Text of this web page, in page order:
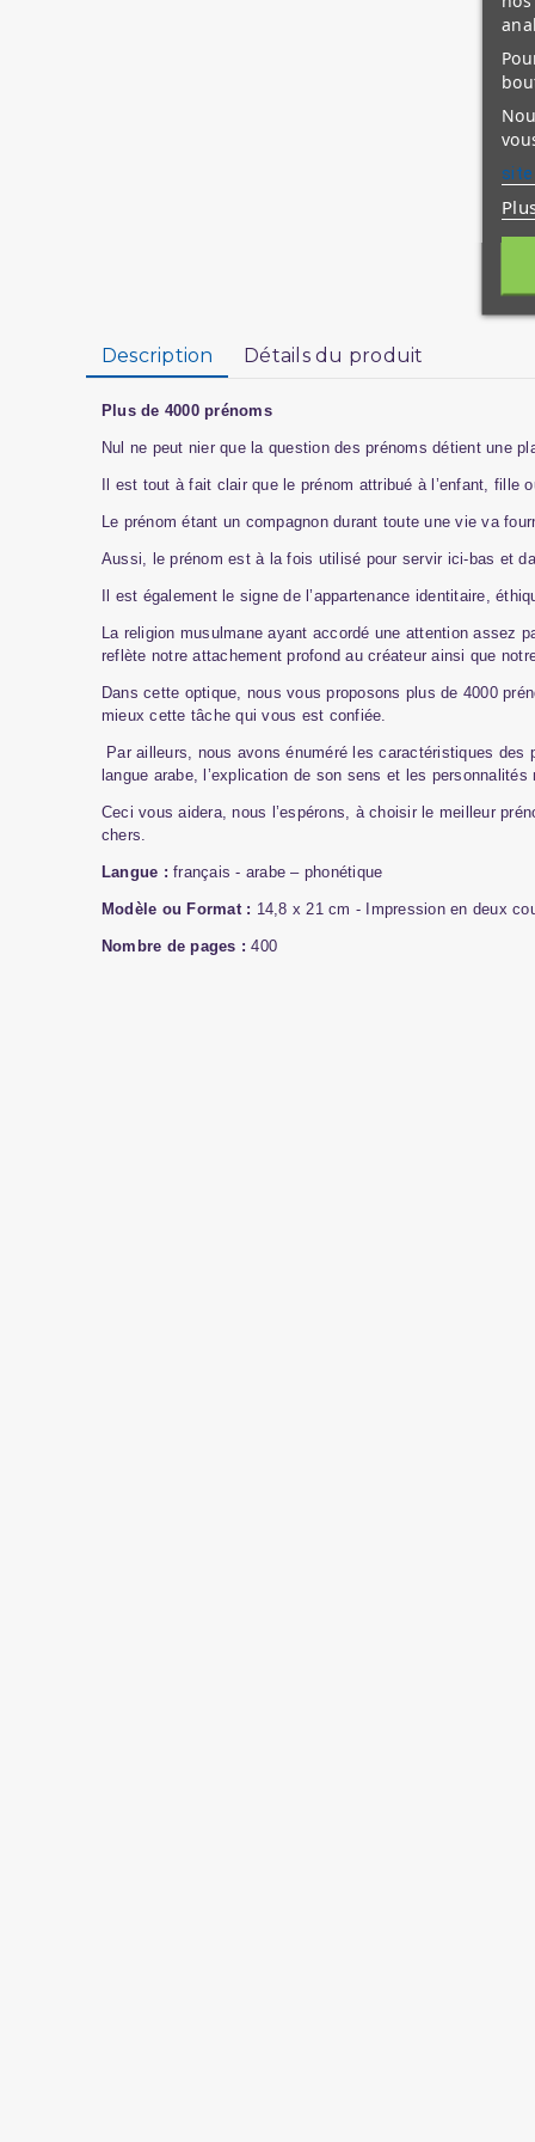
Description Détails du produit
Plus de 4000 prénoms
Nul ne peut nier que la question des prénoms détient une
Il est tout à fait clair que le prénom attribué à l’enfant, fille
Le prénom étant un compagnon durant toute une vie va
Aussi, le prénom est à la fois utilisé pour servir ici-bas et
Il est également le signe de l’appartenance identitaire,
La religion musulmane ayant accordé une attention assez
reflète notre attachement profond au créateur ainsi que
Dans cette optique, nous vous proposons plus de 4000
mieux cette tâche qui vous est confiée.
Par ailleurs, nous avons énuméré les caractéristiques
langue arabe, l’explication de son sens et les personnalités
Ceci vous aidera, nous l’espérons, à choisir le meilleur
chers.
Langue : français - arabe – phonétique
Modèle ou Format : 14,8 x 21 cm - Impression en deux
Nombre de pages : 400